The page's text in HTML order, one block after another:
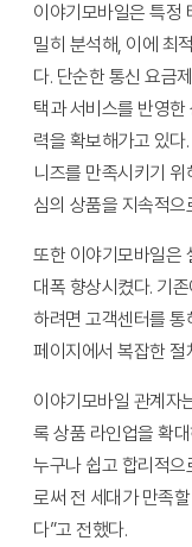
이야기모바일은 특정
밀히 분석해, 이에 최
다. 단순한 통신 요금
택과 서비스를 반영
력을 확보해가고 있
니즈를 만족시키기
심의 상품을 지속적
또한 이야기모바일은
대폭 향상시켰다. 기
하려면 고객센터를
페이지에서 복잡한 절
이야기모바일 관계자
록 상품 라인업을 확
누구나 쉽고 합리적
로써 전 세대가 만족
다”고 전했다.